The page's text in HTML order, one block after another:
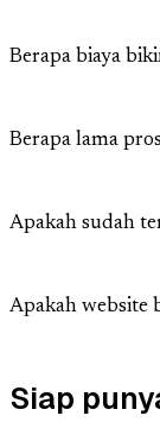
Berapa biaya
Berapa lama
Apakah sudah
Apakah website
Siap